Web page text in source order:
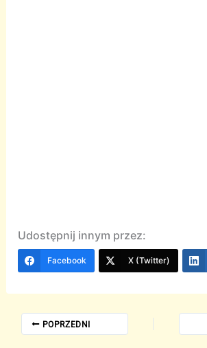
Udostępnij innym przez:
Facebook X (Twitter)
POPRZEDNI